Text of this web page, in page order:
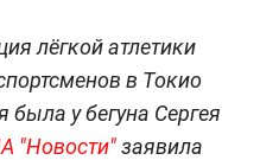
лёгкой атлетики
в Токио
была у бегуна Сергея
"Новости"заявила